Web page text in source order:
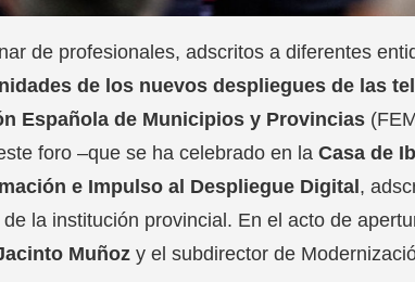
de profesionales, adscritos a diferentes
de los nuevos despliegues de las
Española de Municipios y Provincias
foro –que se ha celebrado en la Casa de
e Impulso al Despliegue Digital ,
la institución provincial. En el acto de
Muñoz y el subdirector de